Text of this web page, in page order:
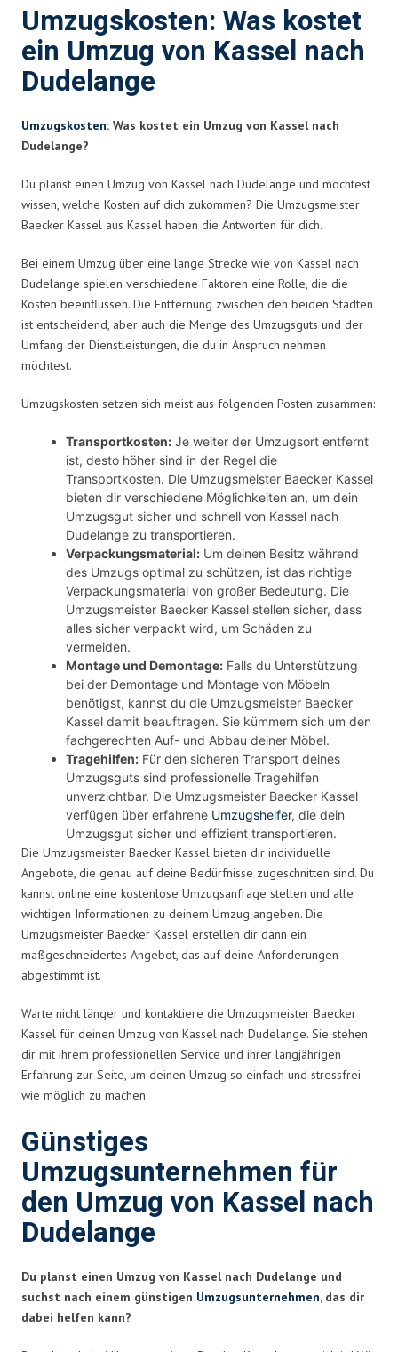
Umzugskosten: Was kostet
ein Umzug von Kassel nach
Dudelange
Umzugskosten: Was kostet ein Umzug von Kassel nach
Dudelange?
Du planst einen Umzug von Kassel nach Dudelange und möchtest
wissen, welche Kosten auf dich zukommen? Die Umzugsmeister
Baecker Kassel aus Kassel haben die Antworten für dich.
Bei einem Umzug über eine lange Strecke wie von Kassel nach
Dudelange spielen verschiedene Faktoren eine Rolle, die die
Kosten beeinflussen. Die Entfernung zwischen den beiden Städten
ist entscheidend, aber auch die Menge des Umzugsguts und der
Umfang der Dienstleistungen, die du in Anspruch nehmen
möchtest.
Umzugskosten setzen sich meist aus folgenden Posten zusammen:
Transportkosten: Je weiter der Umzugsort entfernt
ist, desto höher sind in der Regel die
Transportkosten. Die Umzugsmeister Baecker Kassel
bieten dir verschiedene Möglichkeiten an, um dein
Umzugsgut sicher und schnell von Kassel nach
Dudelange zu transportieren.
Verpackungsmaterial: Um deinen Besitz während
des Umzugs optimal zu schützen, ist das richtige
Verpackungsmaterial von großer Bedeutung. Die
Umzugsmeister Baecker Kassel stellen sicher, dass
alles sicher verpackt wird, um Schäden zu
vermeiden.
Montage und Demontage: Falls du Unterstützung
bei der Demontage und Montage von Möbeln
benötigst, kannst du die Umzugsmeister Baecker
Kassel damit beauftragen. Sie kümmern sich um den
fachgerechten Auf- und Abbau deiner Möbel.
Tragehilfen: Für den sicheren Transport deines
Umzugsguts sind professionelle Tragehilfen
unverzichtbar. Die Umzugsmeister Baecker Kassel
verfügen über erfahrene Umzugshelfer, die dein
Umzugsgut sicher und effizient transportieren.
Die Umzugsmeister Baecker Kassel bieten dir individuelle
Angebote, die genau auf deine Bedürfnisse zugeschnitten sind. Du
kannst online eine kostenlose Umzugsanfrage stellen und alle
wichtigen Informationen zu deinem Umzug angeben. Die
Umzugsmeister Baecker Kassel erstellen dir dann ein
maßgeschneidertes Angebot, das auf deine Anforderungen
abgestimmt ist.
Warte nicht länger und kontaktiere die Umzugsmeister Baecker
Kassel für deinen Umzug von Kassel nach Dudelange. Sie stehen
dir mit ihrem professionellen Service und ihrer langjährigen
Erfahrung zur Seite, um deinen Umzug so einfach und stressfrei
wie möglich zu machen.
Günstiges
Umzugsunternehmen für
den Umzug von Kassel nach
Dudelange
Du planst einen Umzug von Kassel nach Dudelange und
suchst nach einem günstigen Umzugsunternehmen, das dir
dabei helfen kann?